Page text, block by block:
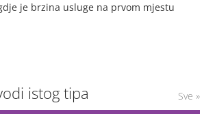
je brzina usluge na prvom mjestu
istog tipa Sve »